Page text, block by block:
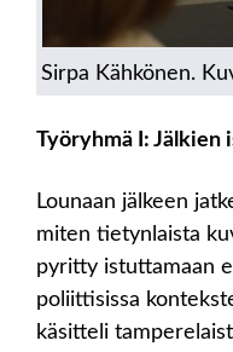
Sirpa Kähkönen.
Työryhmä I: Jälkien
Lounaan jälkeen
miten tietynlaista
pyritty istuttamaan
poliittisissa
käsitteli